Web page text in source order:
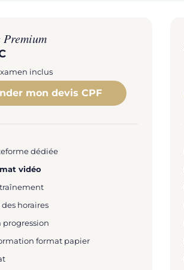
inclus
mon devis CPF
dédiée
vidéo
horaires
progression
format papier